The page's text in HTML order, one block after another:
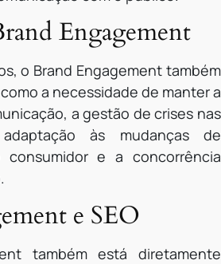
Engagement
o Brand Engagement também
a necessidade de manter a
a gestão de crises nas
às mudanças de
consumidor e a concorrência
e SEO
também está diretamente